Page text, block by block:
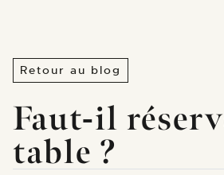
Retour au blog
Faut-il
table ?